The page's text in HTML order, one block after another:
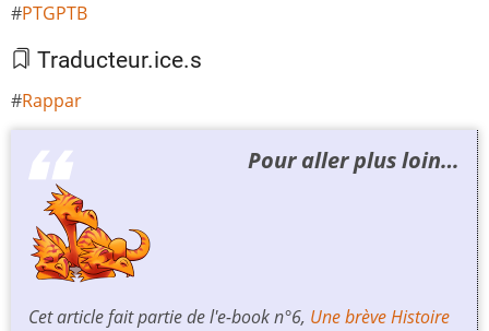
PTGPTB
Traducteur.ice.s
Rappar
Pour aller plus loin…
Cet article fait partie de l'e-book n°6, Une brève Histoire